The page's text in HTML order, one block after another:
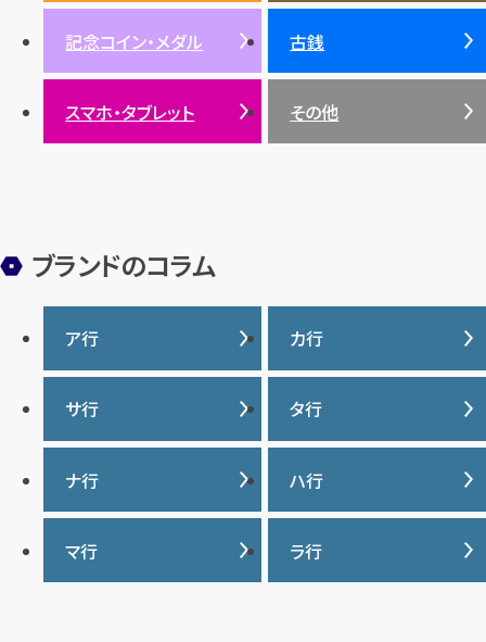
サファイア
パール
サンゴ
ヒスイ
記念コイン・メダル 古銭
スマホ・タブレット その他
ブランドのコラム
ア行
IWC
ヴァシュロンコンスタンタ
ン
ウブロ
エルメス
オーデマ ピゲ
カ行
カナダグース
カルティエ
グッチ
クロムハーツ
ケイト・スペード
サ行
サマンサタバサ
ジーショック
ジャガー・ルクルト
タ行
タグ・ホイヤー
ディオール
ティファニー
ナ行
ナイキ
ハ行
バーバリー
バカラ
マ行 ラ行